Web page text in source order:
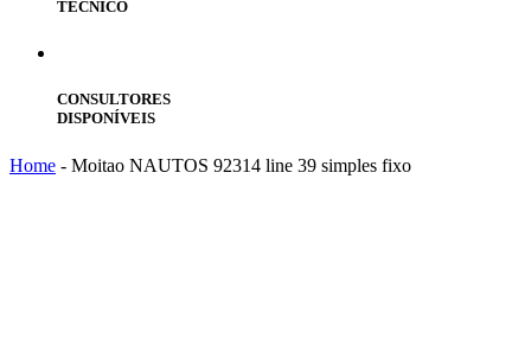
TÉCNICO
CONSULTORES
DISPONÍVEIS
Home - Moitao NAUTOS 92314 line 39 simples fixo